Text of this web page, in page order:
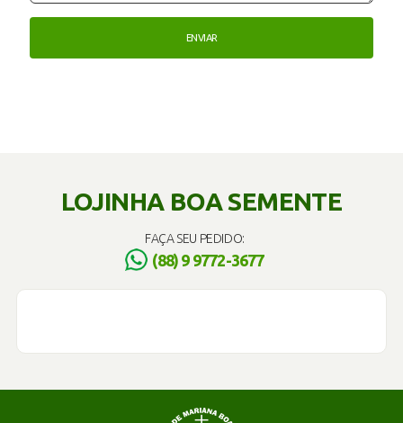
LOJINHA BOA SEMENTE
FAÇA SEU PEDIDO:
(88) 9 9772-3677